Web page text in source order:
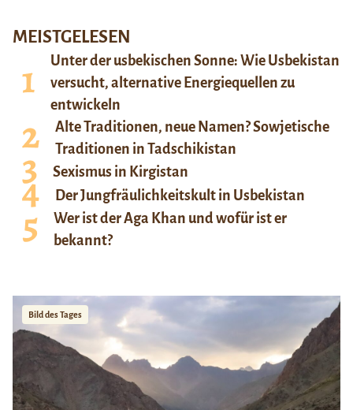
MEISTGELESEN
Unter der usbekischen Sonne: Wie Usbekistan
versucht, alternative Energiequellen zu
entwickeln
Alte Traditionen, neue Namen? Sowjetische
Traditionen in Tadschikistan
Sexismus in Kirgistan
Der Jungfräulichkeitskult in Usbekistan
Wer ist der Aga Khan und wofür ist er
bekannt?
Bild des Tages